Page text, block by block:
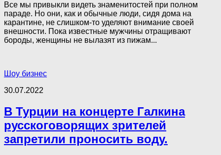
Все мы привыкли видеть знаменитостей при полном
параде. Но они, как и обычные люди, сидя дома на
карантине, не слишком-то уделяют внимание своей
внешности. Пока известные мужчины отращивают
бороды, женщины не вылазят из пижам...
Шоу бизнес
30.07.2022
В Турции на концерте Галкина
русскоговорящих зрителей
запретили проносить воду.